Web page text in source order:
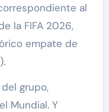
al
la FIFA 2026,
empate de
grupo,
Mundial. Y